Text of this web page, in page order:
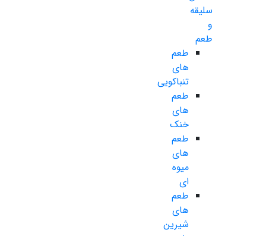
سلیقه
و
طعم
طعم
های
تنباکویی
طعم
های
خنک
طعم
های
میوه
ای
طعم
های
شیرین